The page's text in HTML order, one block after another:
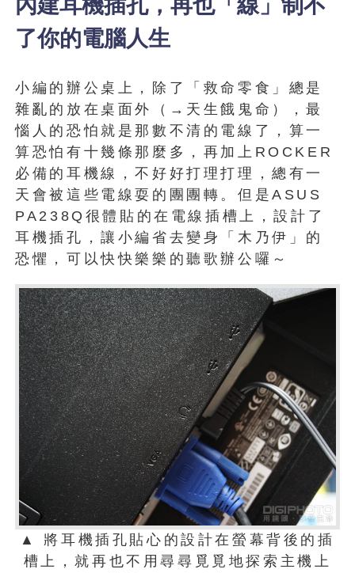
內建耳機插孔，再也「線」制不
了你的電腦人生
小編的辦公桌上，除了「救命零食」總是
雜亂的放在桌面外（→天生餓鬼命），最
惱人的恐怕就是那數不清的電線了，算一
算恐怕有十幾條那麼多，再加上ROCKER
必備的耳機線，不好好打理打理，總有一
天會被這些電線耍的團團轉。但是ASUS
PA238Q很體貼的在電線插槽上，設計了
耳機插孔，讓小編省去變身「木乃伊」的
恐懼，可以快快樂樂的聽歌辦公囉～
▲ 將耳機插孔貼心的設計在螢幕背後的插
槽上，就再也不用尋尋覓覓地探索主機上